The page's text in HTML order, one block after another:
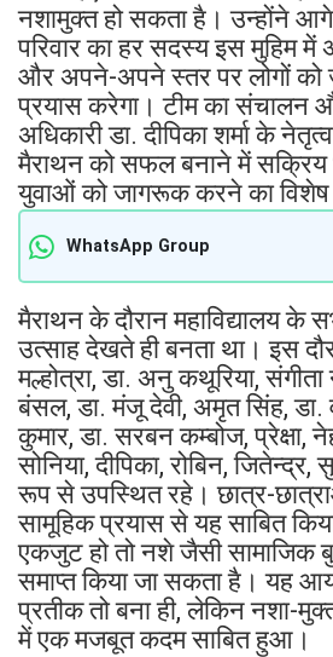
नशामुक्त हो सकता है। उन्होंने आगे
परिवार का हर सदस्य इस मुहिम में
और अपने-अपने स्तर पर लोगों
प्रयास करेगा। टीम का संचालन
अधिकारी डा. दीपिका शर्मा के
मैराथन को सफल बनाने में सक्रिय
युवाओं को जागरूक करने का विशेष
WhatsApp Group
मैराथन के दौरान महाविद्यालय के
उत्साह देखते ही बनता था। इस
मल्होत्रा, डा. अनु कथूरिया,
बंसल, डा. मंजू देवी, अमृत सिंह, डा.
कुमार, डा. सरबन कम्बोज, प्रेक्षा,
सोनिया, दीपिका, रोबिन,
रूप से उपस्थित रहे। छात्र-
सामूहिक प्रयास से यह साबित
एकजुट हो तो नशे जैसी सामाजिक
समाप्त किया जा सकता है। यह
प्रतीक तो बना ही, लेकिन नशा-मुक्त
में एक मजबूत कदम साबित हुआ।